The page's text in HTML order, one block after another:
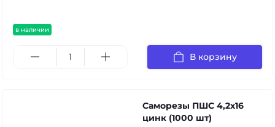
в наличии
В корзину
Саморезы ПШС 4,2х16
цинк (1000 шт)